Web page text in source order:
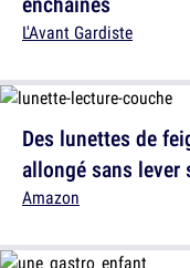
L'Avant Gardiste
Des lunettes de
allongé sans lever
Amazon